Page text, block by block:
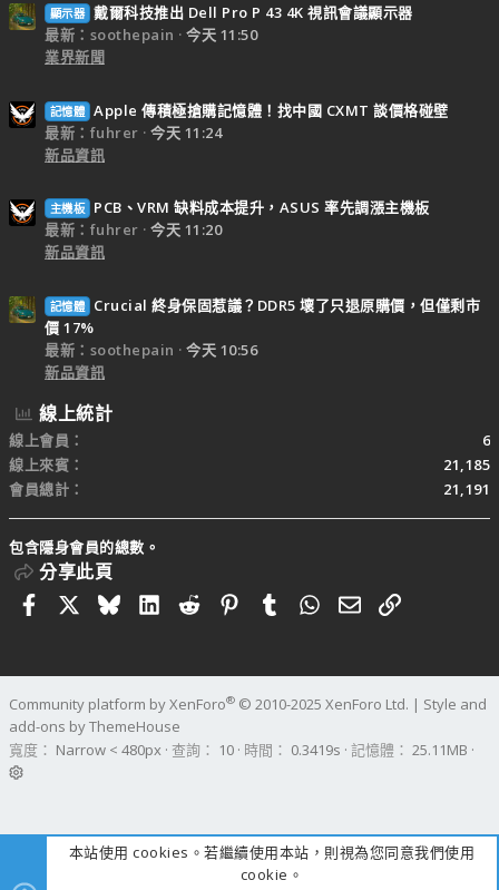
顯示器 戴爾科技推出 Dell Pro P 43 4K 視訊會議顯示器
最新：soothepain
今天 11:50
業界新聞
記憶體 Apple 傳積極搶購記憶體！找中國 CXMT 談價格碰壁
最新：fuhrer
今天 11:24
新品資訊
主機板
PCB、VRM 缺料成本提升，ASUS 率先調漲主機板
最新：fuhrer
今天 11:20
新品資訊
記憶體
Crucial 終身保固惹議？DDR5 壞了只退原購價，但僅剩市
價 17%
最新：soothepain
今天 10:56
新品資訊
線上統計
線上會員
6
線上來賓
21,185
會員總計
21,191
包含隱身會員的總數。
分享此頁
FacebookBlueskyLinkedIn
RedditPinterestTumblrWhatsApp
電子郵件
連結
Community platform by XenForo® © 2010-2025 XenForo Ltd. | Style and
add-ons by ThemeHouse
寬度
查詢 10 時間 0.3419s 記憶體 25.11MB
本站使用 cookies。若繼續使用本站，則視為您同意我們使用
cookie。